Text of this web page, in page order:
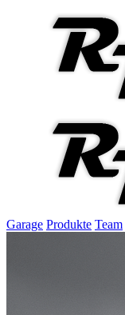
Garage Produkte Team